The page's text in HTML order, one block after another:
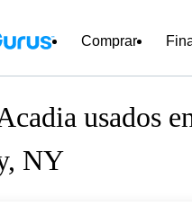
Comprar
usados
NY